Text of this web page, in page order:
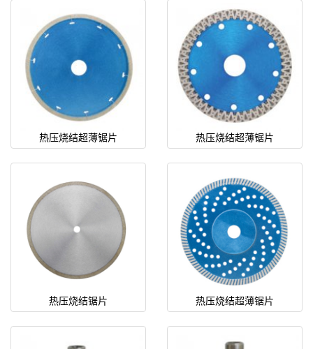
热压烧结超薄锯片 热压烧结超薄锯片
热压烧结锯片 热压烧结超薄锯片